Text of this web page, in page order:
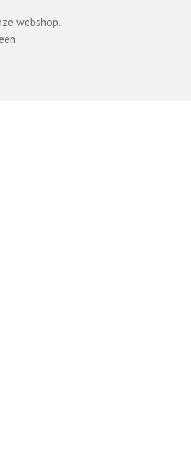
webshop.